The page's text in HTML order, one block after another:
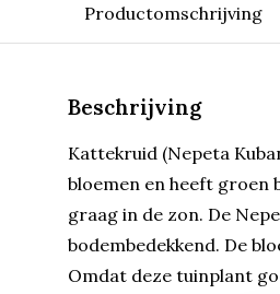
Productomschrijving
Beschrijving
Kattekruid (Nepeta
bloemen en heeft groen
graag in de zon. De
bodembedekkend. De
Omdat deze tuinplant